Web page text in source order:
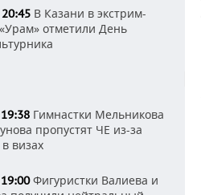
20:45 В Казани в экстрим-
отметили День
Гимнастки Мельникова
пропустят ЧЕ из-за
визах
Фигуристки Валиева и